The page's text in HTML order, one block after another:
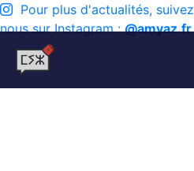
Pour plus d'actualités,
nous sur Instagram :@amyaz.fr